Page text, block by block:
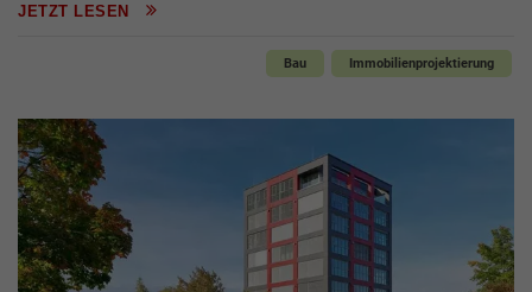
JETZT LESEN
Bau Immobilienprojektierung